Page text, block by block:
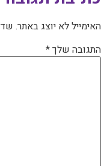
האימייל לא יוצג באתר.
התגובה שלך*